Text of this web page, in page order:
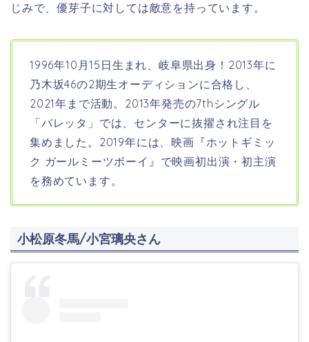
じみで、優芽子に対しては敵意を持っています。
1996年10月15日生まれ、岐阜県出身！ 2013年に
乃木坂46の2期生オーディションに合格し、
2021年まで活動。2013年発売の7thシングル
「バレッタ」では、センターに抜擢され注目を
集めました。2019年には、映画『ホットギミッ
ク ガールミーツボーイ』で映画初出演・初主演
を務めています。
小松原冬馬/小宮璃央さん